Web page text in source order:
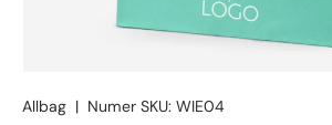
Allbag | Numer SKU: WIE04